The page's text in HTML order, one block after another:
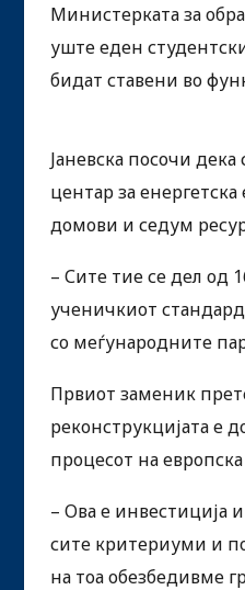
Министерката за
уште еден
бидат ставени во
Јаневска посочи
центар за
домови и седум
– Сите тие се дел од
ученичкиот
со меѓународните
Првиот заменик
реконструкцијата е
процесот на
– Ова е инвестиција
сите критериуми и
на тоа обезбедивме